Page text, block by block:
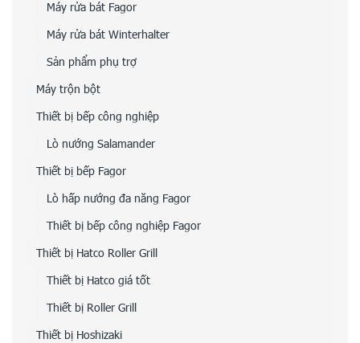
Máy rửa bát Fagor
Máy rửa bát Winterhalter
Sản phẩm phụ trợ
Máy trộn bột
Thiết bị bếp công nghiệp
Lò nướng Salamander
Thiết bị bếp Fagor
Lò hấp nướng đa năng Fagor
Thiết bị bếp công nghiệp Fagor
Thiết bị Hatco Roller Grill
Thiết bị Hatco giá tốt
Thiết bị Roller Grill
Thiết bị Hoshizaki